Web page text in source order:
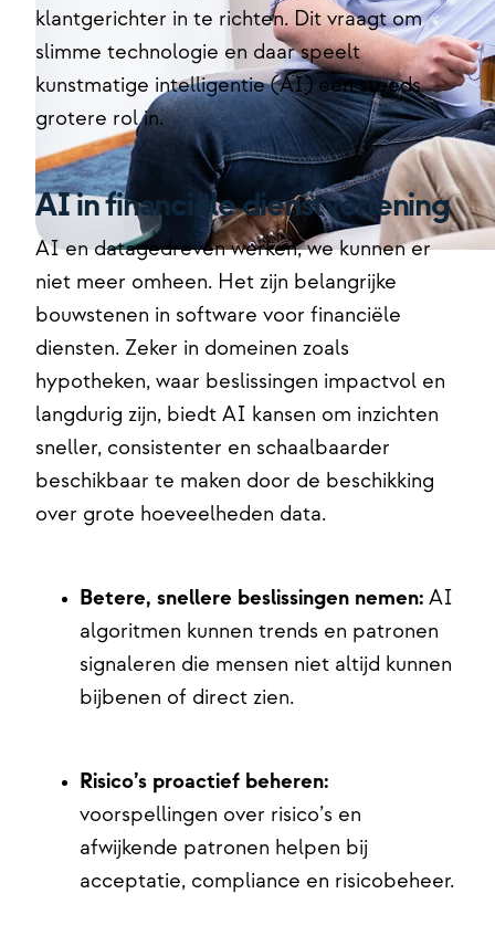
klantgerichter in te richten. Dit vraagt om
slimme technologie en daar speelt
kunstmatige intelligentie (AI) een steeds
grotere rol in.
AI in financiële dienstverlening
AI en datagedreven werken, we kunnen er
niet meer omheen. Het zijn belangrijke
bouwstenen in software voor financiële
diensten. Zeker in domeinen zoals
hypotheken, waar beslissingen impactvol en
langdurig zijn, biedt AI kansen om inzichten
sneller, consistenter en schaalbaarder
beschikbaar te maken door de beschikking
over grote hoeveelheden data.
Betere, snellere beslissingen nemen: AI
algoritmen kunnen trends en patronen
signaleren die mensen niet altijd kunnen
bijbenen of direct zien.
Risico’s proactief beheren:
voorspellingen over risico’s en
afwijkende patronen helpen bij
acceptatie, compliance en risicobeheer.